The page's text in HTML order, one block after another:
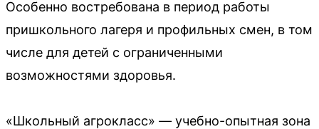
Особенно востребована в период работы
пришкольного лагеря и профильных смен, в том
числе для детей с ограниченными
возможностями здоровья.
«Школьный агрокласс» — учебно-опытная зона